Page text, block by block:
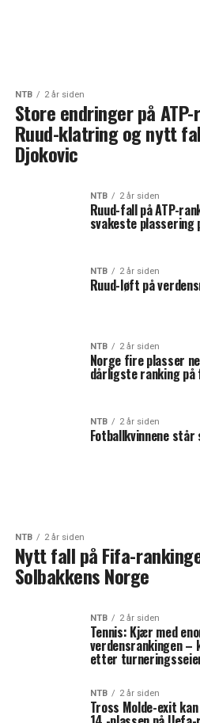
NTB 2 år siden
Store endringer på
Ruud-klatring og nytt
Djokovic
NTB 2 år siden
Ruud-fall på ATP-
svakeste plassering
NTB 2 år siden
Ruud-løft på
NTB 2 år siden
Norge fire plasser
dårligste ranking på
NTB 2 år siden
Fotballkvinnene
NTB 2 år siden
Nytt fall på Fifa-
Solbakkens Norge
NTB 2 år siden
Tennis: Kjær med
verdensrankingen
etter
NTB 2 år siden
Tross Molde-exit